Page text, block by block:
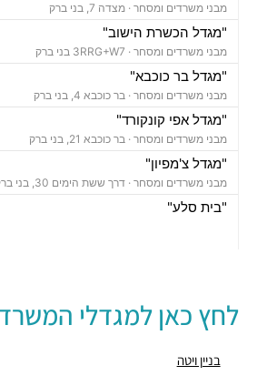
מבני משרדים ומסחר · מצדה 7, בני ברק
"מגדל הכשרת הישוב"
מבני משרדים ומסחר ·
"מגדל בר כוכבא"
מבני משרדים ומסחר · בר כוכבא 4, בני ברק
"מגדל אפי קונקורד"
מבני משרדים ומסחר · בר כוכבא 21, בני ברק
"מגדל צ'מפיון"
מבני משרדים ומסחר · דרך ששת הימים 30, בני ברק
"בית סלע"
מבני משרדים ומסחר ·בר כוכבא 9, בני ברק
מבני משרדים ומסחר ·
לחץ כאן למגדלי
בניין ויטה